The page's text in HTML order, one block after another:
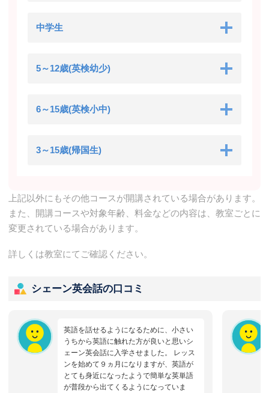
中学生
5～12歳(英検幼少)
6～15歳(英検小中)
3～15歳(帰国生)
上記以外にもその他コースが開講されている場合があります。
また、開講コースや対象年齢、料金などの内容は、教室ごとに
変更されている場合があります。
詳しくは教室にてご確認ください。
シェーン英会話の口コミ
英語を話せるようになるために、小さい
うちから英語に触れた方が良いと思いシ
ェーン英会話に入学させました。 レッス
ンを始めて９ヵ月になりますが、英語が
とても身近になったようで簡単な英単語
が普段から出てくるようになっていま